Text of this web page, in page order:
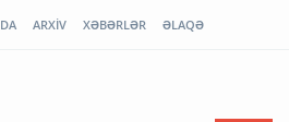
ARXİV XƏBƏRLƏR ƏLAQƏ